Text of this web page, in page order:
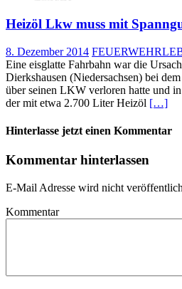
Heizöl Lkw muss mit
8. Dezember 2014
Eine eisglatte Fahrbahn war die
Dierkshausen (Niedersachsen) bei
über seinen LKW verloren hatte und
der mit etwa 2.700 Liter Heizöl […]
Hinterlasse jetzt einen Kommentar
Kommentar hinterlassen
E-Mail Adresse wird nicht
Kommentar